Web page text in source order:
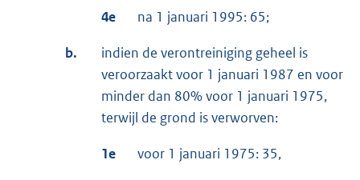
4e na 1 januari 1995: 65;
b.
indien de verontreiniging geheel is
veroorzaakt voor 1 januari 1987 en voor
minder dan 80% voor 1 januari 1975,
terwijl de grond is verworven:
1e voor 1 januari 1975: 35,